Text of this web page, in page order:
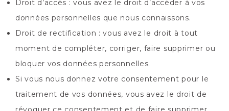
Droit d’accès : vous avez le droit d’accéder à vos
données personnelles que nous connaissons.
Droit de rectification : vous avez le droit à tout
moment de compléter, corriger, faire supprimer ou
bloquer vos données personnelles.
Si vous nous donnez votre consentement pour le
traitement de vos données, vous avez le droit de